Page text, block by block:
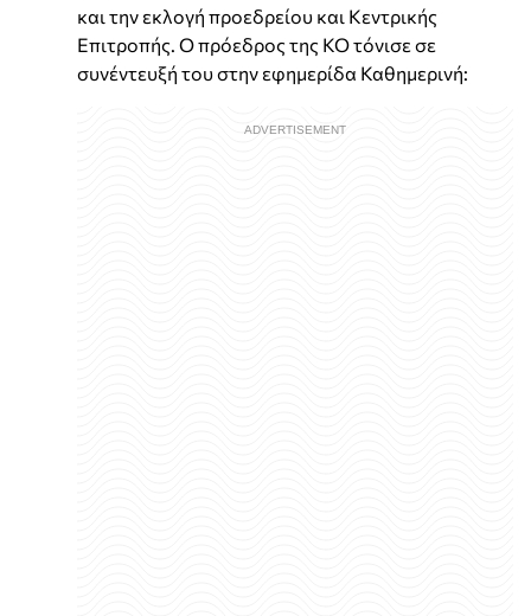
και την εκλογή προεδρείου και Κεντρικής
Επιτροπής. Ο πρόεδρος της ΚΟ τόνισε σε
συνέντευξή του στην εφημερίδα Καθημερινή: